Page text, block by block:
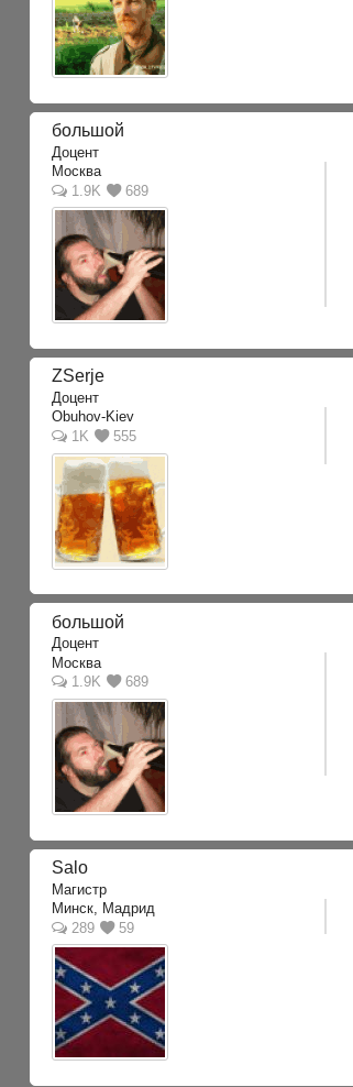
большой
Доцент
Москва
1.9K
689
ZSerje
Доцент
Obuhov-Kiev
1K
555
большой
Доцент
Москва
1.9K
689
Salo
Магистр
Минск, Мадрид
289
59